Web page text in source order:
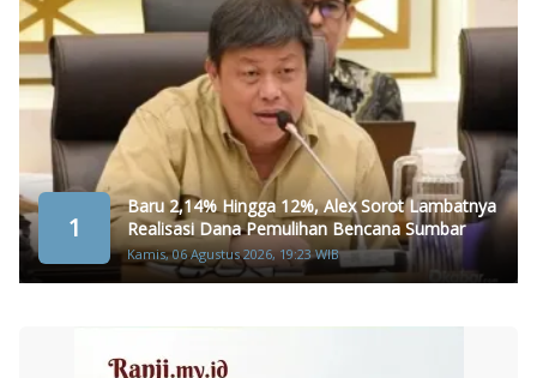
1
Baru 2,14% Hingga 12%, Alex Sorot Lambatnya
Realisasi Dana Pemulihan Bencana Sumbar
Kamis, 06 Agustus 2026, 19:23 WIB